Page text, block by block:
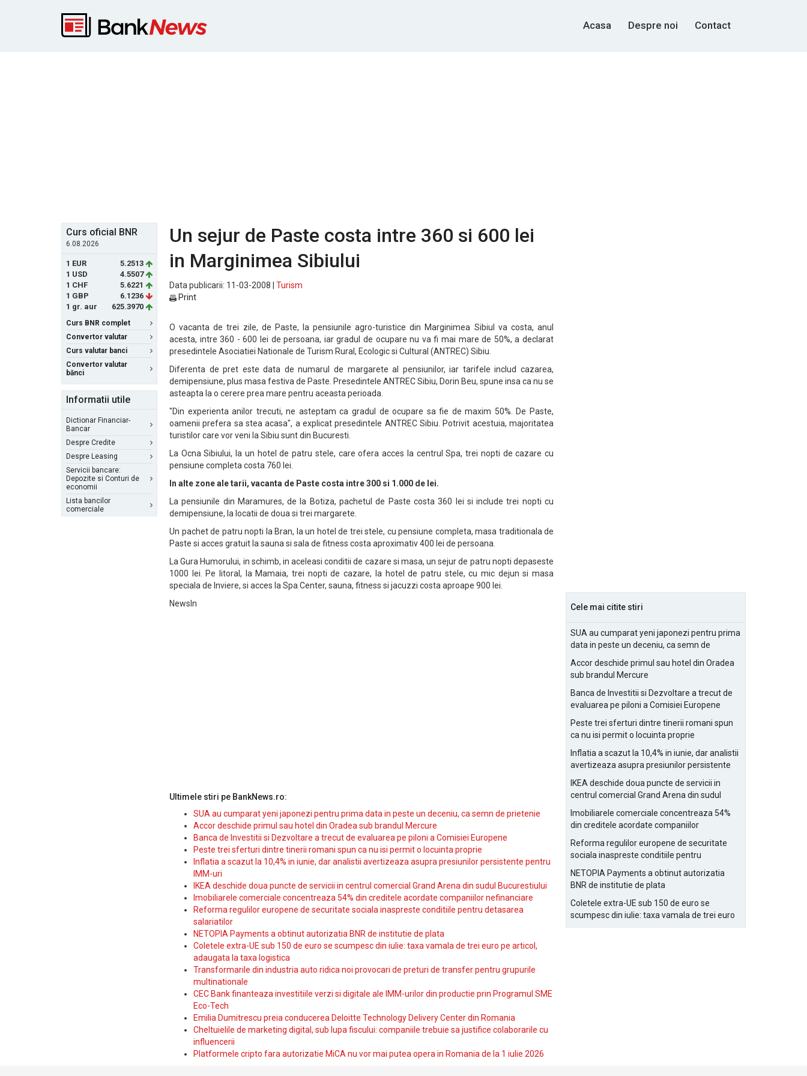
Acasa Despre noi Contact
Curs oficial BNR
6.08.2026
1 EUR
5.2513
1 USD
4.5507
1 CHF
5.6221
1 GBP
6.1236
1 gr. aur
625.3970
Curs BNR complet
Convertor valutar
Curs valutar banci
Convertor valutar
bănci
Informatii utile
Dictionar Financiar-
Bancar
Despre Credite
Despre Leasing
Servicii bancare:
Depozite si Conturi de
economii
Lista bancilor
comerciale
Un sejur de Paste costa intre 360 si 600 lei
in Marginimea Sibiului
Data publicarii: 11-03-2008 | Turism
Print
O vacanta de trei zile, de Paste, la pensiunile agro-turistice din Marginimea Sibiul va costa, anul
acesta, intre 360 - 600 lei de persoana, iar gradul de ocupare nu va fi mai mare de 50%, a declarat
presedintele Asociatiei Nationale de Turism Rural, Ecologic si Cultural (ANTREC) Sibiu.
Diferenta de pret este data de numarul de margarete al pensiunilor, iar tarifele includ cazarea,
demipensiune, plus masa festiva de Paste. Presedintele ANTREC Sibiu, Dorin Beu, spune insa ca nu se
asteapta la o cerere prea mare pentru aceasta perioada.
"Din experienta anilor trecuti, ne asteptam ca gradul de ocupare sa fie de maxim 50%. De Paste,
oamenii prefera sa stea acasa", a explicat presedintele ANTREC Sibiu. Potrivit acestuia, majoritatea
turistilor care vor veni la Sibiu sunt din Bucuresti.
La Ocna Sibiului, la un hotel de patru stele, care ofera acces la centrul Spa, trei nopti de cazare cu
pensiune completa costa 760 lei.
In alte zone ale tarii, vacanta de Paste costa intre 300 si 1.000 de lei.
La pensiunile din Maramures, de la Botiza, pachetul de Paste costa 360 lei si include trei nopti cu
demipensiune, la locatii de doua si trei margarete.
Un pachet de patru nopti la Bran, la un hotel de trei stele, cu pensiune completa, masa traditionala de
Paste si acces gratuit la sauna si sala de fitness costa aproximativ 400 lei de persoana.
La Gura Humorului, in schimb, in aceleasi conditii de cazare si masa, un sejur de patru nopti depaseste
1000 lei. Pe litoral, la Mamaia, trei nopti de cazare, la hotel de patru stele, cu mic dejun si masa
speciala de Inviere, si acces la Spa Center, sauna, fitness si jacuzzi costa aproape 900 lei.
NewsIn
Ultimele stiri pe BankNews.ro:
SUA au cumparat yeni japonezi pentru prima data in peste un deceniu, ca semn de prietenie
Accor deschide primul sau hotel din Oradea sub brandul Mercure
Banca de Investitii si Dezvoltare a trecut de evaluarea pe piloni a Comisiei Europene
Peste trei sferturi dintre tinerii romani spun ca nu isi permit o locuinta proprie
Inflatia a scazut la 10,4% in iunie, dar analistii avertizeaza asupra presiunilor persistente pentru
IMM-uri
IKEA deschide doua puncte de servicii in centrul comercial Grand Arena din sudul Bucurestiului
Imobiliarele comerciale concentreaza 54% din creditele acordate companiilor nefinanciare
Reforma regulilor europene de securitate sociala inaspreste conditiile pentru detasarea
salariatilor
NETOPIA Payments a obtinut autorizatia BNR de institutie de plata
Coletele extra-UE sub 150 de euro se scumpesc din iulie: taxa vamala de trei euro pe articol,
adaugata la taxa logistica
Transformarile din industria auto ridica noi provocari de preturi de transfer pentru grupurile
multinationale
CEC Bank finanteaza investitiile verzi si digitale ale IMM-urilor din productie prin Programul SME
Eco-Tech
Emilia Dumitrescu preia conducerea Deloitte Technology Delivery Center din Romania
Cheltuielile de marketing digital, sub lupa fiscului: companiile trebuie sa justifice colaborarile cu
influencerii
Platformele cripto fara autorizatie MiCA nu vor mai putea opera in Romania de la 1 iulie 2026
Cele mai citite stiri
SUA au cumparat yeni japonezi pentru prima
data in peste un deceniu, ca semn de
Accor deschide primul sau hotel din Oradea
sub brandul Mercure
Banca de Investitii si Dezvoltare a trecut de
evaluarea pe piloni a Comisiei Europene
Peste trei sferturi dintre tinerii romani spun
ca nu isi permit o locuinta proprie
Inflatia a scazut la 10,4% in iunie, dar analistii
avertizeaza asupra presiunilor persistente
IKEA deschide doua puncte de servicii in
centrul comercial Grand Arena din sudul
Imobiliarele comerciale concentreaza 54%
din creditele acordate companiilor
Reforma regulilor europene de securitate
sociala inaspreste conditiile pentru
NETOPIA Payments a obtinut autorizatia
BNR de institutie de plata
Coletele extra-UE sub 150 de euro se
scumpesc din iulie: taxa vamala de trei euro
pe articol, adaugata la taxa logistica